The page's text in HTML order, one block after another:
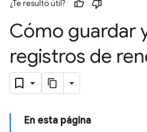
¿Te resultó útil?
Cómo guardar
registros de
En esta página